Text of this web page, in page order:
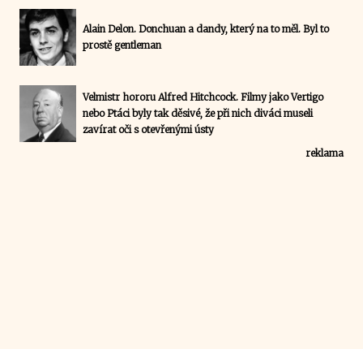
Alain Delon. Donchuan a dandy, který na to měl. Byl to
prostě gentleman
Velmistr hororu Alfred Hitchcock. Filmy jako Vertigo
nebo Ptáci byly tak děsivé, že při nich diváci museli
zavírat oči s otevřenými ústy
reklama